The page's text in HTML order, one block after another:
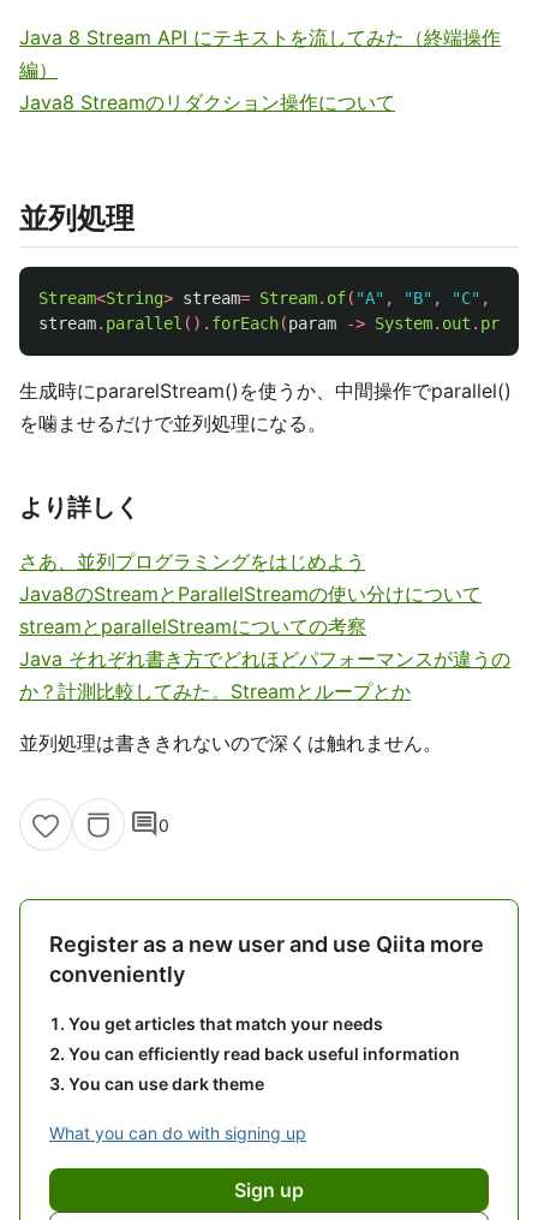
Java 8 Stream API にテキストを流してみた（終端操作
編）
Java8 Streamのリダクション操作について
並列処理
Stream<String> stream= Stream. of( "A" , "B" , "C" ,
stream. parallel (). forEach(param -> System. out .
生成時にpararelStream()を使うか、中間操作でparallel()
を噛ませるだけで並列処理になる。
より詳しく
さあ、並列プログラミングをはじめよう
Java8のStreamとParallelStreamの使い分けについて
streamとparallelStreamについての考察
Java それぞれ書き方でどれほどパフォーマンスが違うの
か？計測比較してみた。Streamとループとか
並列処理は書ききれないので深くは触れません。
comment0
Register as a new user and use Qiita more
conveniently
You get articles that match your needs
You can efficiently read back useful information
You can use dark theme
What you can do with signing up
Sign up